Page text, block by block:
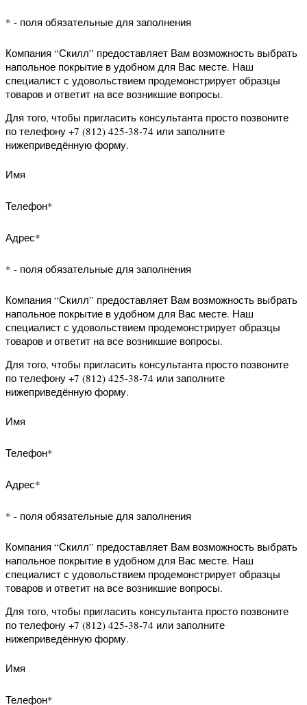
Адрес*
* - поля обязательные для заполнения
Компания “Скилл” предоставляет Вам
образец на дом. Наш специалист с
образцец товара и ответит на все
возникшие вопросы.
Для того, чтобы запросить образец
просто позвоните по телефону +7
(812) 425-38-74 или заполните
нижеприведённую форму.
Телефон*
Адрес*
Компания “Скилл” предоставляет Вам
возможность запросить данный
образец на дом. Наш специалист с
удовольствием продемонстрирует
возникшие вопросы.